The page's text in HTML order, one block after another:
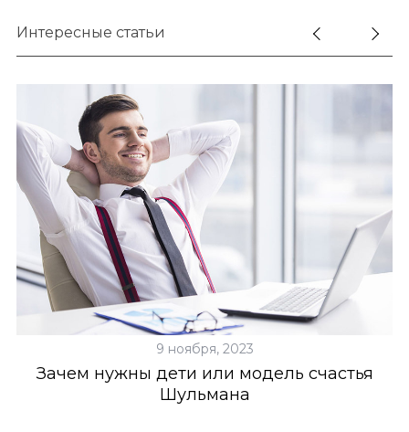
Интересные статьи
9 ноября, 2023
Зачем нужны дети или модель счастья
Шульмана